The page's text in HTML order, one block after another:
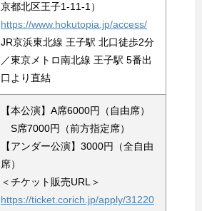
京都北区王子1-11-1）
https://www.hokutopia.jp/access/
JR京浜東北線 王子駅 北口徒歩2分
／東京メトロ南北線 王子駅 5番出
口より直結
【本公演】A席6000円（自由席）
S席7000円（前方指定席）
【アンダー公演】3000円（全自由
席）
＜チケット販売URL＞
https://ticket.corich.jp/apply/31220